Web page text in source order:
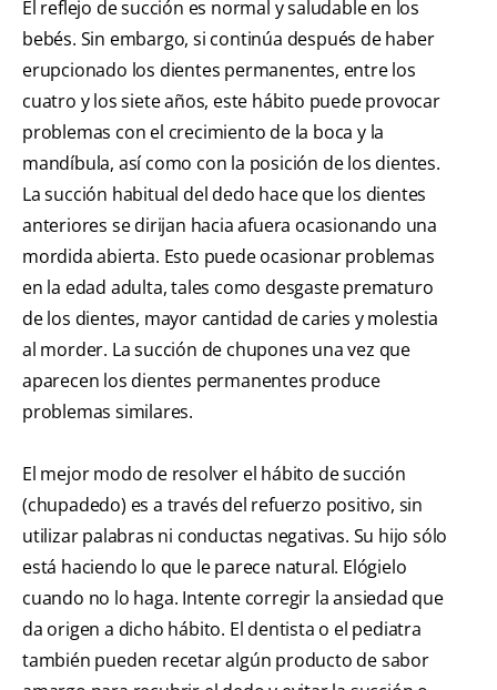
El reflejo de succión es normal y saludable en los
bebés. Sin embargo, si continúa después de haber
erupcionado los dientes permanentes, entre los
cuatro y los siete años, este hábito puede provocar
problemas con el crecimiento de la boca y la
mandíbula, así como con la posición de los dientes.
La succión habitual del dedo hace que los dientes
anteriores se dirijan hacia afuera ocasionando una
mordida abierta. Esto puede ocasionar problemas
en la edad adulta, tales como desgaste prematuro
de los dientes, mayor cantidad de caries y molestia
al morder. La succión de chupones una vez que
aparecen los dientes permanentes produce
problemas similares.
El mejor modo de resolver el hábito de succión
(chupadedo) es a través del refuerzo positivo, sin
utilizar palabras ni conductas negativas. Su hijo sólo
está haciendo lo que le parece natural. Elógielo
cuando no lo haga. Intente corregir la ansiedad que
da origen a dicho hábito. El dentista o el pediatra
también pueden recetar algún producto de sabor